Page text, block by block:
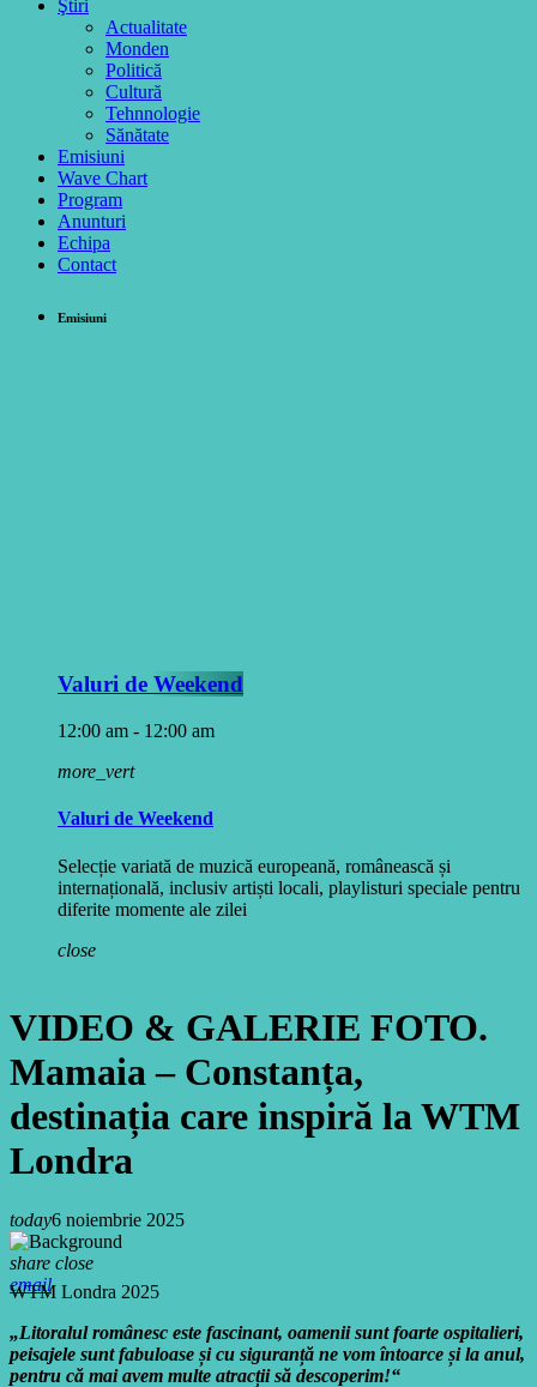
Ştiri
Actualitate
Monden
Politică
Cultură
Tehnnologie
Sănătate
Emisiuni
Wave Chart
Program
Anunturi
Echipa
Contact
Emisiuni
Valuri de Weekend
12:00 am - 12:00 am
more_vert
Valuri de Weekend
Selecție variată de muzică europeană, românească și
internațională, inclusiv artiști locali, playlisturi speciale pentru
diferite momente ale zilei
close
VIDEO & GALERIE FOTO.
Mamaia – Constanța,
destinația care inspiră la WTM
Londra
today6 noiembrie 2025
share close
email
WTM Londra 2025
„Litoralul românesc este fascinant, oamenii sunt foarte ospitalieri,
peisajele sunt fabuloase și cu siguranță ne vom întoarce și la anul,
pentru că mai avem multe atracții să descoperim!“